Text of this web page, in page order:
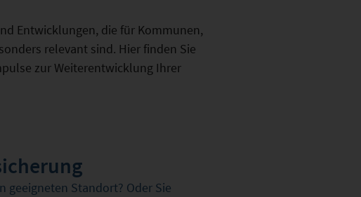
Entwicklungen, die für Kommunen,
relevant sind. Hier finden Sie
zur Weiterentwicklung Ihrer
geeigneten Standort? Oder Sie